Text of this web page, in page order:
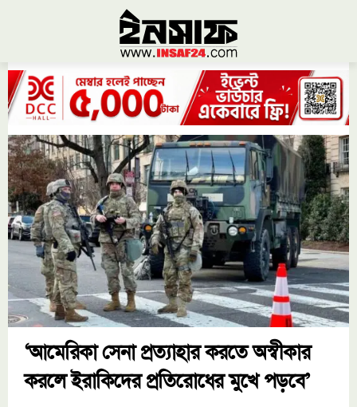
‘আমেরিকা সেনা প্রত্যাহার করতে অস্বীকার
করলে ইরাকিদের প্রতিরোধের মুখে পড়বে’